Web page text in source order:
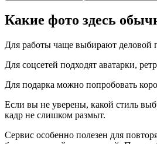
Какие фото здесь
Для работы чаще выбирают деловой
Для соцсетей подходят аватарки,
Для подарка можно попробовать
Если вы не уверены, какой стиль
кадр не слишком размыт.
Сервис особенно полезен для